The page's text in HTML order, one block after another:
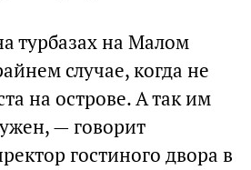
турбазах на Малом
случае, когда не
на острове. А так им
— говорит
гостиного двора в